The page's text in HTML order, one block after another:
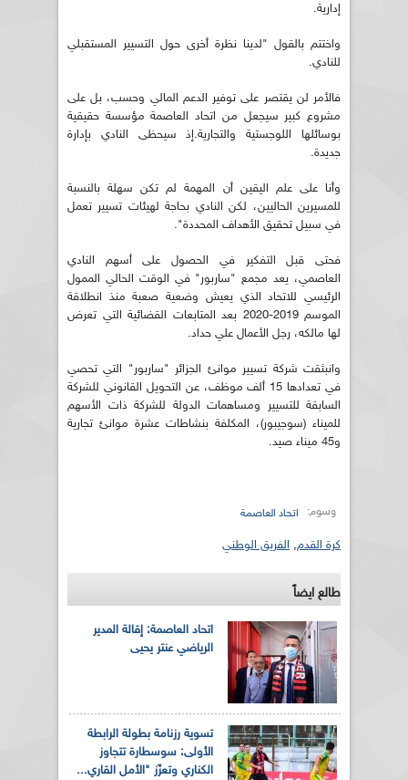
إدارية.
واختتم بالقول "لدينا نظرة أخرى حول التسيير المستقبلي
للنادي.
فالأمر لن يقتصر على توفير الدعم المالي وحسب، بل على
مشروع كبير سيجعل من اتحاد العاصمة مؤسسة حقيقية
بوسائلها اللوجستية والتجارية.إذ سيحظى النادي بإدارة
جديدة.
وأنا على علم اليقين أن المهمة لم تكن سهلة بالنسبة
للمسيرين الحاليين، لكن النادي بحاجة لهيئات تسيير تعمل
في سبيل تحقيق الأهداف المحددة".
فحتى قبل التفكير في الحصول على أسهم النادي
العاصمي، يعد مجمع "ساربور" في الوقت الحالي الممول
الرئيسي للاتحاد الذي يعيش وضعية صعبة منذ انطلاقة
الموسم 2019-2020 بعد المتابعات القضائية التي تعرض
لها مالكه، رجل الأعمال علي حداد.
وانبثقت شركة تسيير موانئ الجزائر "ساربور" التي تحصي
في تعدادها 15 ألف موظف، عن التحويل القانوني للشركة
السابقة للتسيير ومساهمات الدولة للشركة ذات الأسهم
للميناء (سوجيبور)، المكلفة بنشاطات عشرة موانئ تجارية
و45 ميناء صيد.
وسوم: اتحاد العاصمة
كرة القدم, الفريق الوطني
طالع ايضاً
اتحاد العاصمة: إقالة المدير
الرياضي عنتر يحيى
تسوية رزنامة بطولة الرابطة
الأولى: سوسطارة تتجاوز
الكناري وتعزّز "الأمل القاري...